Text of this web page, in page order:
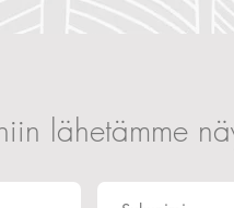
lähetämme